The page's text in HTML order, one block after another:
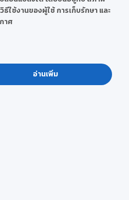
ธีใช้งานของผู้ใช้ การเก็บรักษา และ
าศ
อ่านเพิ่ม